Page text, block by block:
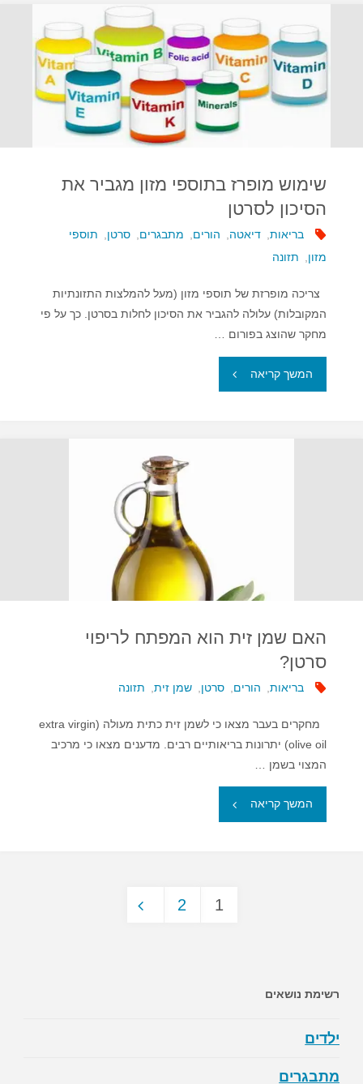
את
תוחלת
החיים"
שימוש מופרז בתוספי מזון מגביר את
הסיכון לסרטן
בריאות, דיאטה, הורים, מתבגרים, סרטן, תוספי
מזון, תזונה
צריכה מופרזת של תוספי מזון (מעל להמלצות התזונתיות
המקובלות) עלולה להגביר את הסיכון לחלות בסרטן. כך על פי
מחקר שהוצג בפורום …
המשך קריאה "שימוש
הסיכון
האם שמן זית הוא המפתח לריפוי
סרטן?
בריאות הורים סרטן שמן זית, תזונה
מחקרים בעבר מצאו כי לשמן זית כתית מעולה (extra virgin
olive oil) יתרונות בריאותיים רבים. מדענים מצאו כי מרכיב
המצוי בשמן …
המשך קריאה "האם
1
2
רשימת נושאים
ילדים
מתבגרים